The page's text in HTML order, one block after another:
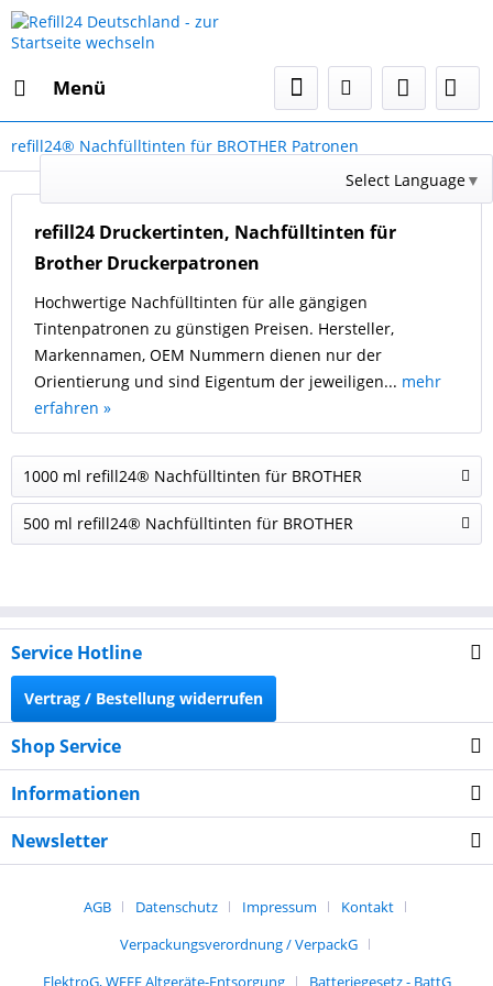
Menü
Select Language▼
refill24® Nachfülltinten für BROTHER Patronen
refill24 Druckertinten, Nachfülltinten für
Brother Druckerpatronen
Hochwertige Nachfülltinten für alle gängigen
Tintenpatronen zu günstigen Preisen. Hersteller,
Markennamen, OEM Nummern dienen nur der
Orientierung und sind Eigentum der jeweiligen... mehr
erfahren »
1000 ml refill24® Nachfülltinten für BROTHER
500 ml refill24® Nachfülltinten für BROTHER
Service Hotline
Vertrag / Bestellung widerrufen
Shop Service
Informationen
Newsletter
AGB Datenschutz Impressum
Kontakt
Verpackungsverordnung / VerpackG
ElektroG, WEEE Altgeräte-Entsorgung
Batteriegesetz - BattG